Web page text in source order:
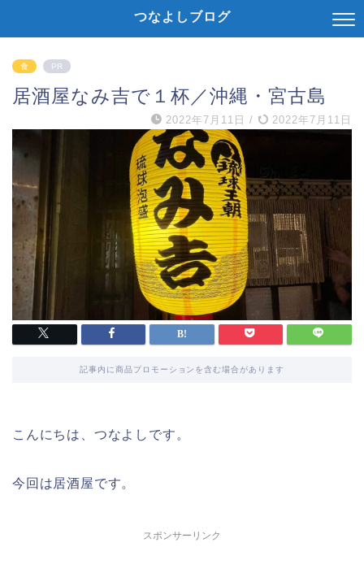
つなよしブログ
食 PR
居酒屋なみ吉で１杯／沖縄・宮古島
2022年7月11日 / 2022年7月11日
記事内に商品プロモーションを含む場合があります
こんにちは、つなよしです。
今回は居酒屋です。
スポンサーリンク